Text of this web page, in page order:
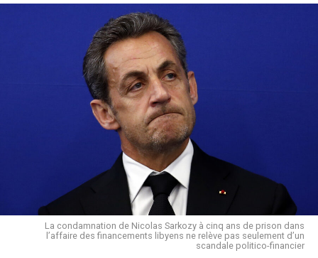
envoie un boulet au RHDP
USA/ Manifestations : Le Président Trump mise en
sécurité dans le bunker
Saint Léo
La condamnation de Nicolas Sarkozy à cinq ans de prison dans
l’affaire des financements libyens ne relève pas seulement d’un
scandale politico-financier